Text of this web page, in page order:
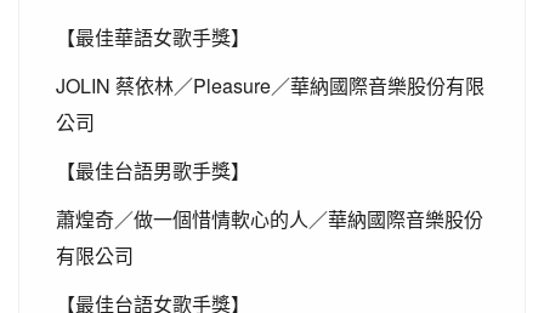
【最佳華語女歌手獎】
JOLIN 蔡依林／Pleasure／華納國際音樂股份有限
公司
【最佳台語男歌手獎】
蕭煌奇／做一個惜情軟心的人／華納國際音樂股份
有限公司
【最佳台語女歌手獎】